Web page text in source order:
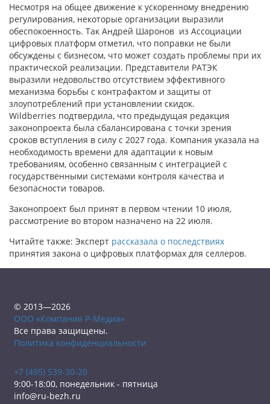
Несмотря на общее движение к ускоренному внедрению
регулирования, некоторые организации выразили
обеспокоенность. Так Андрей Шаронов из Ассоциации
цифровых платформ отметил, что поправки не были
обсуждены с бизнесом, что может создать проблемы при их
практической реализации. Представители РАТЭК
выразили недовольство отсутствием эффективного
механизма борьбы с контрафактом и защиты от
злоупотреблений при установлении скидок.
Wildberries подтвердила, что предыдущая редакция
законопроекта была сбалансирована с точки зрения
сроков вступления в силу с 2027 года. Компания указала на
необходимость времени для адаптации к новым
требованиям, особенно связанным с интеграцией с
государственными системами контроля качества и
безопасности товаров.
Законопроект был принят в первом чтении 10 июля,
рассмотрение во втором назначено на 22 июля.
Читайте также: Эксперт рассказала о последствиях
принятия закона о цифровых платформах для селлеров.
© 2013—2026
ООО «Компания Р-Медиа»
Все права защищены.
Политика конфиденциальности
+7 (495) 539-30-20
9:00-18:00, понедельник - пятница
info@ru-bezh.ru